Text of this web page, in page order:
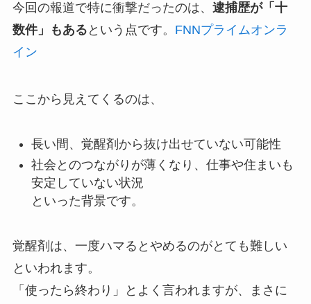
今回の報道で特に衝撃だったのは、 逮捕歴が「十
数件」もある という点です。 FNNプライムオンラ
イン
ここから見えてくるのは、
長い間、覚醒剤から抜け出せていない可能性
社会とのつながりが薄くなり、仕事や住まいも
安定していない状況
といった背景です。
覚醒剤は、一度ハマるとやめるのがとても難しい
といわれます。
「使ったら終わり」とよく言われますが、まさに